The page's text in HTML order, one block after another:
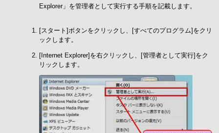
Explorer」を管理者として実行する手順を記載します。
[スタート]ボタンをクリックし、[すべてのプログラム]をクリ
ックします。
[Internet Explorer]を右クリックし、[管理者として実行]をク
リックします。